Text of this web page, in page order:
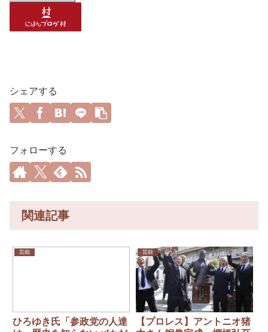
シェアする
フォローする
関連記事
芸能
ひろゆき氏「参政党の人達
芸能
【プロレス】アントニオ猪